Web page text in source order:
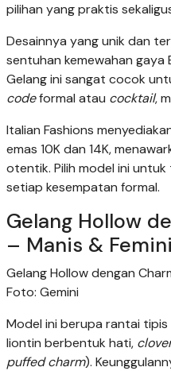
pilihan yang praktis
Desainnya yang unik dan
sentuhan kemewahan gaya
Gelang ini sangat cocok
codeformal atau cocktail,
Italian Fashions
emas 10K dan 14K,
otentik. Pilih model ini
setiap kesempatan formal.
Gelang Hollow
– Manis &
Gelang Hollow dengan
Foto: Gemini
Model ini berupa rantai
liontin berbentuk hati,
puffed charm).